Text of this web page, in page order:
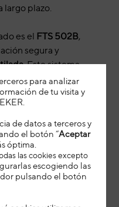
plazo.
es el FTS 502B,
segura y
. Este sistema
el
externos y
conjunto
el edificio alcanza
energética
especialmente
destinadas al
para analizar
de tu visita y
de datos a terceros y
el botón “Aceptar
óptima.
las cookies excepto
escogiendo las
pulsando el botón